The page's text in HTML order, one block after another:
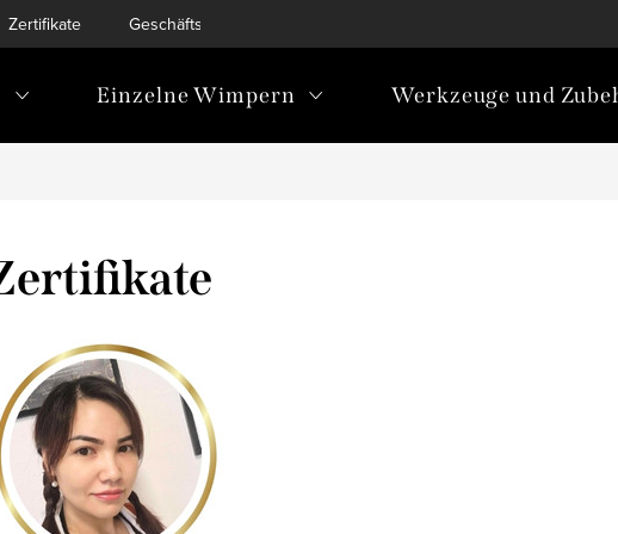
Zertifikate Geschäftsbedingungen
Einzelne Wimpern Werkzeuge und